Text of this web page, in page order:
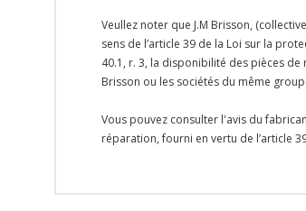
Veullez noter que J.M Brisson,
sens de l’article 39 de la Loi sur la
40.1, r. 3, la disponibilité des pièces
Brisson ou les sociétés du même
Vous pouvez consulter l'avis du
réparation, fourni en vertu de l’article